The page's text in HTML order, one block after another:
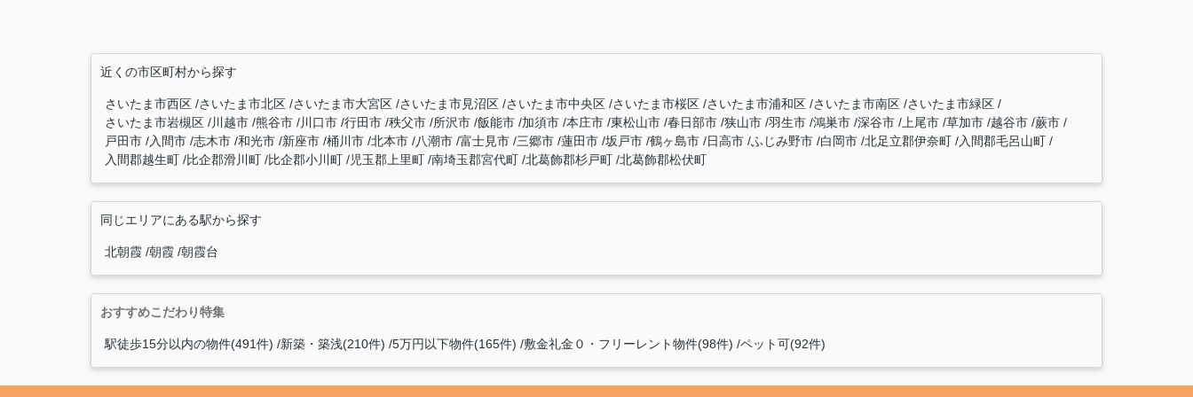
近くの市区町村から探す
さいたま市西区 さいたま市北区 さいたま市大宮区 さいたま市見沼区 さいたま市中央区 さいたま市桜区 さいたま市浦和区 さいたま市南区 さいたま市緑区
さいたま市岩槻区
川越市 熊谷市 川口市 行田市 秩父市 所沢市 飯能市 加須市 本庄市 東松山市 春日部市 狭山市 羽生市 鴻巣市 深谷市 上尾市 草加市 越谷市 蕨市
戸田市
入間市 志木市 和光市 新座市 桶川市 北本市 八潮市 富士見市 三郷市 蓮田市 坂戸市 鶴ヶ島市 日高市 ふじみ野市 白岡市 北足立郡伊奈町
入間郡毛呂山町
入間郡越生町
比企郡滑川町 比企郡小川町 児玉郡上里町 南埼玉郡宮代町 北葛飾郡杉戸町 北葛飾郡松伏町
同じエリアにある駅から探す
北朝霞 朝霞 朝霞台
おすすめこだわり特集
駅徒歩15分以内の物件(491件) 新築・築浅(210件) 5万円以下物件(165件) 敷金礼金０・フリーレント物件(98件) ペット可(92件)